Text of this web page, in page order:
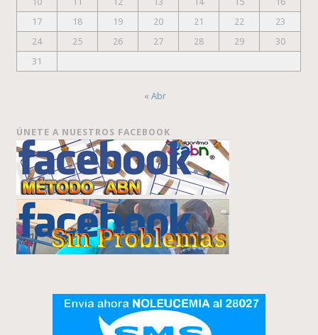
17
18 19 20 21 22
23
24
25 26 27 28 29
30
31
« Abr
ÚNETE A NUESTROS FACEBOOK